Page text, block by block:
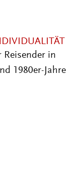
Reisender in
1980er-Jahre